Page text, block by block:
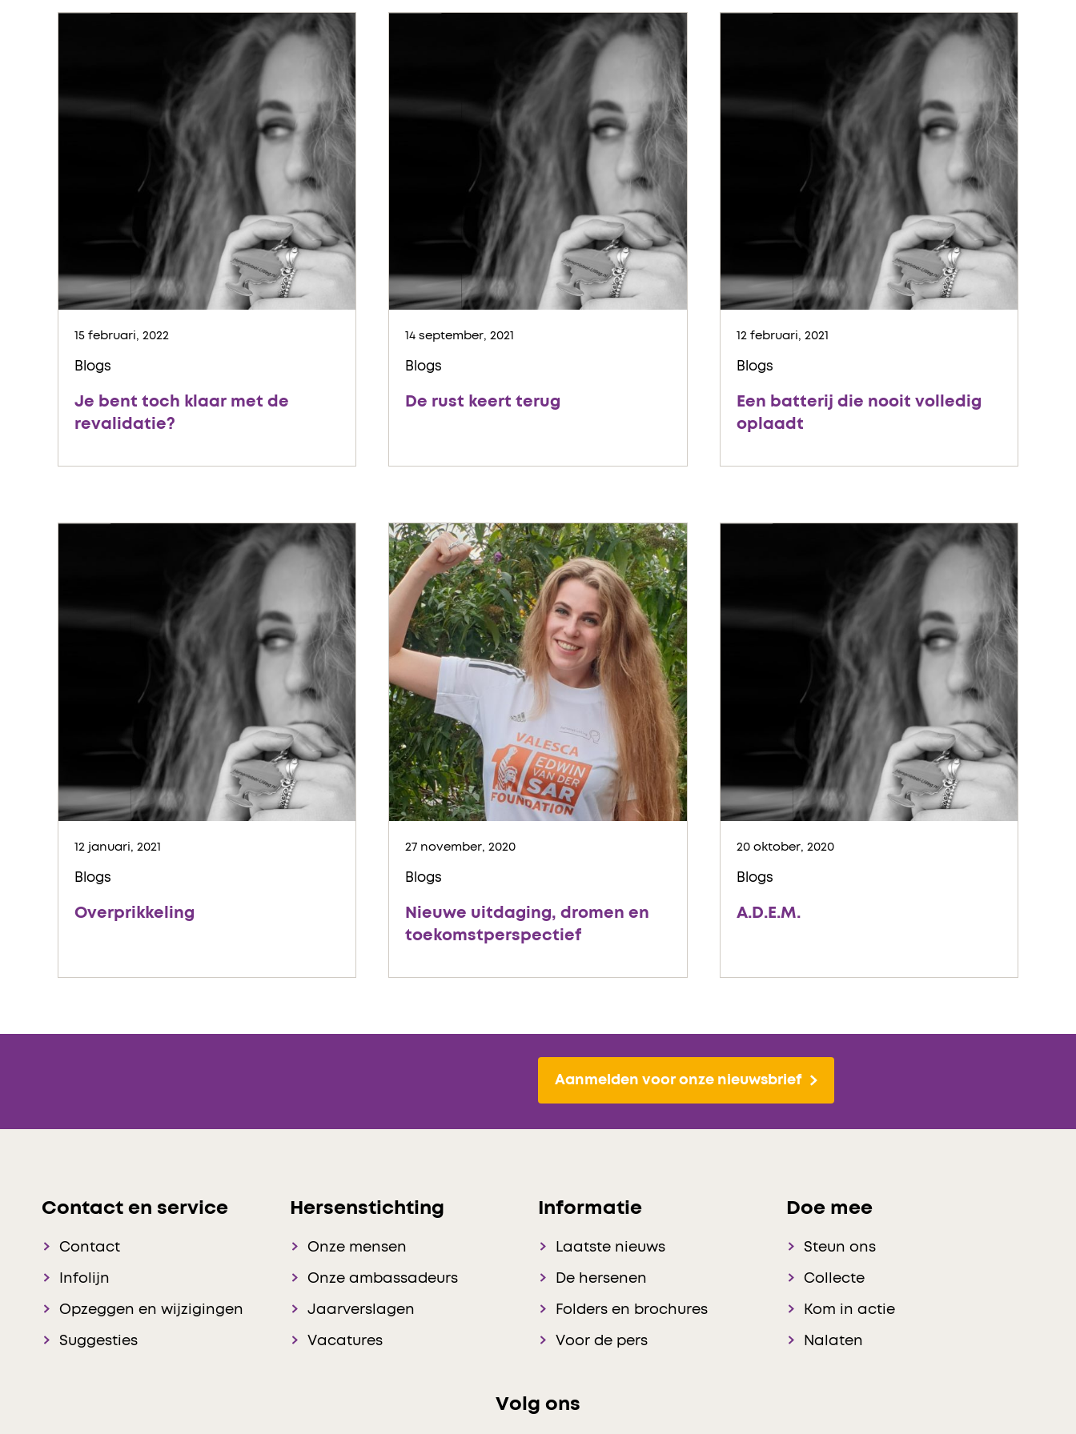
15 februari, 2022
Blogs
Je bent toch klaar met de
revalidatie?
14 september, 2021
Blogs
De rust keert terug
12 februari, 2021
Blogs
Een batterij die nooit volledig
oplaadt
12 januari, 2021
Blogs
Overprikkeling
27 november, 2020
Blogs
Nieuwe uitdaging, dromen en
toekomstperspectief
20 oktober, 2020
Blogs
A.D.E.M.
Aanmelden voor onze nieuwsbrief
Contact en service
Contact
Infolijn
Opzeggen en wijzigingen
Suggesties
Hersenstichting
Onze mensen
Onze ambassadeurs
Jaarverslagen
Vacatures
Informatie
Laatste nieuws
De hersenen
Folders en brochures
Voor de pers
Doe mee
Steun ons
Collecte
Kom in actie
Nalaten
Volg ons